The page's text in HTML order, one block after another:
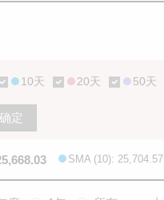
10天 20天 50天
确定
SMA (10): 25,704.57